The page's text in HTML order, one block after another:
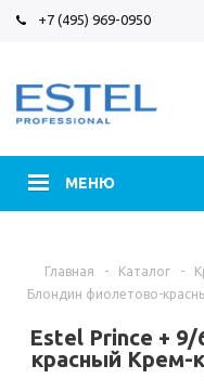
+7 (495) 969-0950
МЕНЮ
Главная - Каталог -
Блондин фиолетово-
Estel Prince +
красный Крем-